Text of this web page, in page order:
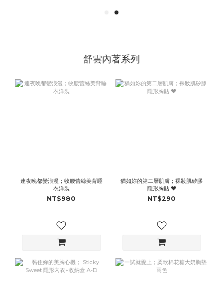
舒雲內著系列
連夜晚都變浪漫；收腰蕾絲美背睡
衣洋裝
NT$980
猶如妳的第二層肌膚；裸妝肌矽膠
隱形胸貼 ♥
NT$290